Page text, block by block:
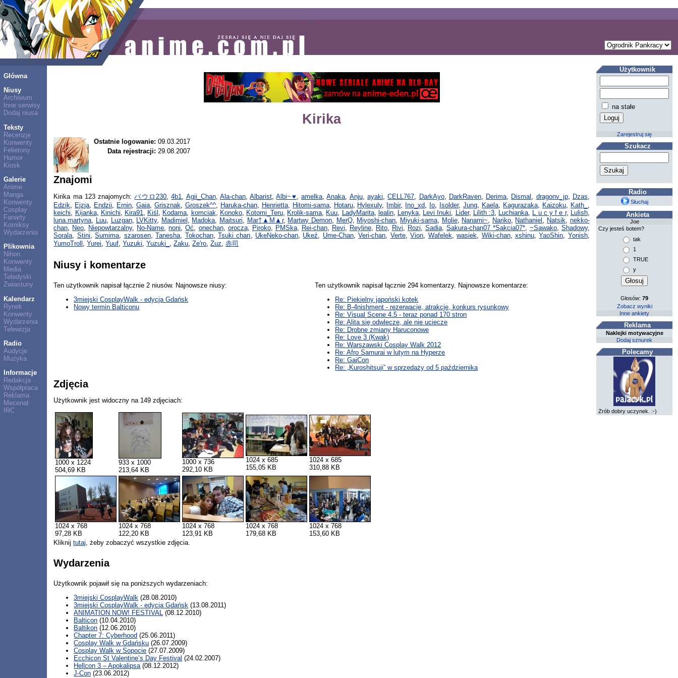
Główna
Niusy
Archiwum
Inne serwisy
Dodaj niusa
Teksty
Recenzje
Konwenty
Felietony
Humor
Kiosk
Galerie
Anime
Manga
Konwenty
Cosplay
Fanarty
Komiksy
Wydarzenia
Plikownia
Nihon
Konwenty
Media
Teledyski
Zwiastuny
Kalendarz
Rynek
Konwenty
Wydarzenia
Telewizja
Radio
Audycje
Muzyka
Informacje
Redakcja
Współpraca
Reklama
Mecenat
IRC
Kirika
Ostatnie logowanie: 09.03.2017
Data rejestracji: 29.08.2007
Znajomi
Kirika ma 123 znajomych:バウロ230,4b1, Agii_Chan, Ala-chan,Albarist,Albi~♥ ,amelka,Anaka, Anju,ayaki,CELL767, DarkAyo, DarkRaven, Derima, Dismal , dragonv_jp, Dzas,
Edzik, Ejzja, Endzii, Ernin,Gaia, Grisznak, Groszek^^, Haruka-chan, Henrietta, Hitomi-sama, Hotaru, Hylexuly, Imbir, Ino_xd, Io, Isolder,Jung, Kaela, Kagurazaka, Kaizoku, Kath_ ,
keichi, Kijanka, Kinichi, Kira91, Kiśl , Kodama, komciak, Konoko, Kotomi_Teru, Krolik-sama, Kuu, LadyMarita, lealin, Lenyka, Levi Inuki, Lider, Lilith :3, Luchianka, L u c y f e r, Lulish,
luna.martyna, Luu, Luzgan, LVKitty, Madimiel , Madoka, Maitsuri, Mar†▲M▲r, Martwy Demon, MerQ, Miyoshi-chan, Miyuki-sama, Molie, Nanami~, Nariko, Nathaniel , Natsik, nekko-
chan, Neo, Niepowtarzalny, No-Name,noni,Oć, onechan, orocza, Piroko, PMSka, Rei-chan, Revi, Reyline, Rito, Rivi, Rozi, Sadia, Sakura-chan07 *Sakcia07*, ~Sawako, Shadowy,
Sorala, Stini,Sumima, szarosen,Tanesha, Tokochan,Tsuki chan, UkeNeko-chan, Ukeź, Ume-Chan,Veri-chan, Verte,Vion, Wafelek,wasiek, Wiki-chan,xshinu,YaoShin, Yonish,
YumoTroll ,Yurei,Yuuf,Yuzuki,Yuzuki_ ,Zaku,Ze'ro,Zuz,赤司
Niusy i komentarze
Ten użytkownik napisał łącznie 2 niusów. Najnowsze niusy:
3miejski CosplayWalk - edycja Gdańsk
Nowy termin Balticonu
Ten użytkownik napisał łącznie 294 komentarzy. Najnowsze komentarze:
Re: Piekielny japoński kotek
Re: B-4nishment - rezerwacje, atrakcje, konkurs rysunkowy
Re: Visual Scene 4.5 - teraz ponad 170 stron
Re: Alita się odwlecze, ale nie uciecze
Re: Drobne zmiany Haruconowe
Re: Love 3 (Kwak)
Re: Warszawski Cosplay Walk 2012
Re: Afro Samurai w lutym na Hyperze
Re: GaiCon
Re: „Kuroshitsuji” w sprzedaży od 5 października
Zdjęcia
Użytkownik jest widoczny na 149 zdjęciach:
1000 x 1224
504,69 KB
933 x 1000
213,64 KB
1000 x 736
292,10 KB
1024 x 685
155,05 KB
1024 x 685
310,88 KB
1024 x 768
97,28 KB
1024 x 768
122,20 KB
1024 x 768
123,91 KB
1024 x 768
179,68 KB
1024 x 768
153,60 KB
Kliknijtutaj, żeby zobaczyć wszystkie zdjęcia.
Wydarzenia
Użytkownik pojawił się na poniższych wydarzeniach:
3miejski CosplayWalk (28.08.2010)
3miejski CosplayWalk - edycja Gdańsk (13.08.2011)
ANIMATION NOW! FESTIVAL (08.12.2010)
Balticon (10.04.2010)
Baltikon (12.06.2010)
Chapter 7: Cyberhood (25.06.2011)
Cosplay Walk w Gdańsku (26.07.2009)
Cosplay Walk w Sopocie (27.07.2009)
Ecchicon St Valentine’s Day Festival (24.02.2007)
Hellcon 3 – Apokalipsa(08.12.2012)
J-Con (23.06.2012)
Użytkownik
na stałe
Zarejestruj się
Szukacz
Radio
Słuchaj
Ankieta
Joe
Czy jesteś botem?
tak
1
TRUE
y
Głosów:79
Zobacz wyniki
Inne ankiety
Reklama
Naklejki motywacyjne
Dodaj sznurek
Polecamy
Zrób dobry uczynek. :-)